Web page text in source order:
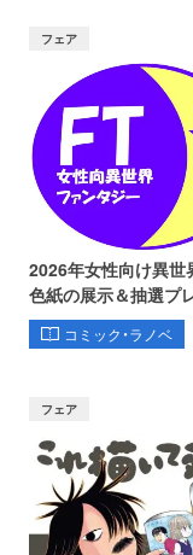
フェア
2026年女性向け異世
色紙の展示＆抽選プ
コミック・ラノベ
フェア